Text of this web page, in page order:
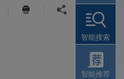
 
智能搜索
智能推荐